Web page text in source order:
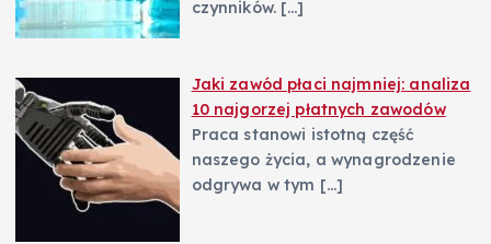
czynników. […]
Jaki zawód płaci najmniej: analiza
10 najgorzej płatnych zawodów
Praca stanowi istotną część
naszego życia, a wynagrodzenie
odgrywa w tym […]